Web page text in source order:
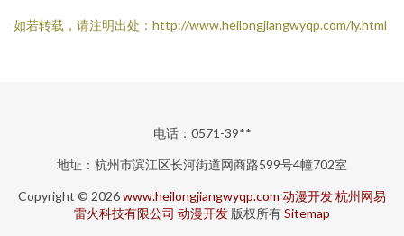
如若转载，请注明出处：http://www.heilongjiangwyqp.com/ly.html
电话：0571-39**
地址：杭州市滨江区长河街道网商路599号4幢702室
Copyright © 2026www.heilongjiangwyqp.com 动漫开发杭州网易
雷火科技有限公司 动漫开发 版权所有Sitemap